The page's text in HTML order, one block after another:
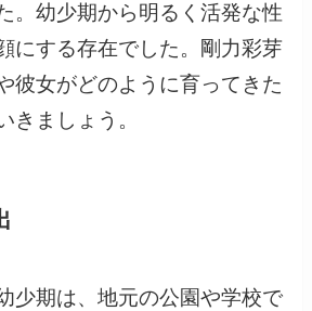
。幼少期から明るく活発な性
にする存在でした。剛力彩芽
彼女がどのように育ってきた
きましょう。
少期は、地元の公園や学校で